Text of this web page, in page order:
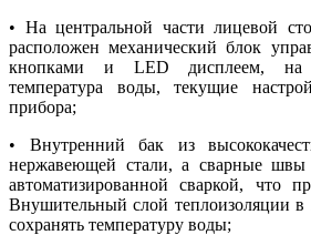
• На центральной части лицевой
расположен механический блок
кнопками и LED дисплеем, на
температура воды, текущие
прибора;
• Внутренний бак из
нержавеющей стали, а сварные швы
автоматизированной сваркой, что
Внушительный слой теплоизоляции в
сохранять температуру воды;